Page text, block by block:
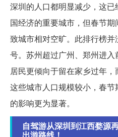
深圳的人口都明显减少，这
国经济的重要城市，但春节
致城市相对空旷。此排行榜
号。苏州超过广州、郑州进
居民更倾向于留在家乡过年，
这些城市人口规模较小，春
的影响更为显著。
自驾游从深圳到江西婺源